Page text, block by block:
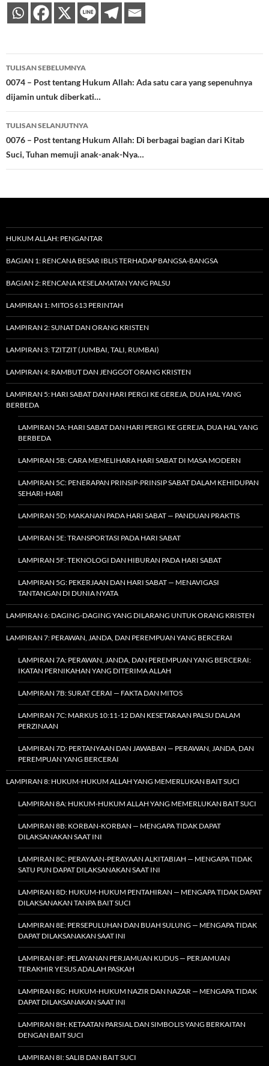
Navigasi
Tulisan
TULISAN SEBELUMNYA
0074 – Post tentang Hukum Allah: Ada satu cara yang sepenuhnya
dijamin untuk diberkati…
TULISAN SELANJUTNYA
0076 – Post tentang Hukum Allah: Di berbagai bagian dari Kitab
Suci, Tuhan memuji anak-anak-Nya…
HUKUM ALLAH: PENGANTAR
BAGIAN 1: RENCANA BESAR IBLIS TERHADAP BANGSA-BANGSA
BAGIAN 2: RENCANA KESELAMATAN YANG PALSU
LAMPIRAN 1: MITOS 613 PERINTAH
LAMPIRAN 2: SUNAT DAN ORANG KRISTEN
LAMPIRAN 3: TZITZIT (JUMBAI, TALI, RUMBAI)
LAMPIRAN 4: RAMBUT DAN JENGGOT ORANG KRISTEN
LAMPIRAN 5: HARI SABAT DAN HARI PERGI KE GEREJA, DUA HAL YANG
BERBEDA
LAMPIRAN 5A: HARI SABAT DAN HARI PERGI KE GEREJA, DUA HAL YANG
BERBEDA
LAMPIRAN 5B: CARA MEMELIHARA HARI SABAT DI MASA MODERN
LAMPIRAN 5C: PENERAPAN PRINSIP-PRINSIP SABAT DALAM KEHIDUPAN
SEHARI-HARI
LAMPIRAN 5D: MAKANAN PADA HARI SABAT — PANDUAN PRAKTIS
LAMPIRAN 5E: TRANSPORTASI PADA HARI SABAT
LAMPIRAN 5F: TEKNOLOGI DAN HIBURAN PADA HARI SABAT
LAMPIRAN 5G: PEKERJAAN DAN HARI SABAT — MENAVIGASI
TANTANGAN DI DUNIA NYATA
LAMPIRAN 6: DAGING-DAGING YANG DILARANG UNTUK ORANG KRISTEN
LAMPIRAN 7: PERAWAN, JANDA, DAN PEREMPUAN YANG BERCERAI
LAMPIRAN 7A: PERAWAN, JANDA, DAN PEREMPUAN YANG BERCERAI:
IKATAN PERNIKAHAN YANG DITERIMA ALLAH
LAMPIRAN 7B: SURAT CERAI — FAKTA DAN MITOS
LAMPIRAN 7C: MARKUS 10:11-12 DAN KESETARAAN PALSU DALAM
PERZINAAN
LAMPIRAN 7D: PERTANYAAN DAN JAWABAN — PERAWAN, JANDA, DAN
PEREMPUAN YANG BERCERAI
LAMPIRAN 8: HUKUM-HUKUM ALLAH YANG MEMERLUKAN BAIT SUCI
LAMPIRAN 8A: HUKUM-HUKUM ALLAH YANG MEMERLUKAN BAIT SUCI
LAMPIRAN 8B: KORBAN-KORBAN — MENGAPA TIDAK DAPAT
DILAKSANAKAN SAAT INI
LAMPIRAN 8C: PERAYAAN-PERAYAAN ALKITABIAH — MENGAPA TIDAK
SATU PUN DAPAT DILAKSANAKAN SAAT INI
LAMPIRAN 8D: HUKUM-HUKUM PENTAHIRAN — MENGAPA TIDAK DAPAT
DILAKSANAKAN TANPA BAIT SUCI
LAMPIRAN 8E: PERSEPULUHAN DAN BUAH SULUNG — MENGAPA TIDAK
DAPAT DILAKSANAKAN SAAT INI
LAMPIRAN 8F: PELAYANAN PERJAMUAN KUDUS — PERJAMUAN
TERAKHIR YESUS ADALAH PASKAH
LAMPIRAN 8G: HUKUM-HUKUM NAZIR DAN NAZAR — MENGAPA TIDAK
DAPAT DILAKSANAKAN SAAT INI
LAMPIRAN 8H: KETAATAN PARSIAL DAN SIMBOLIS YANG BERKAITAN
DENGAN BAIT SUCI
LAMPIRAN 8I: SALIB DAN BAIT SUCI